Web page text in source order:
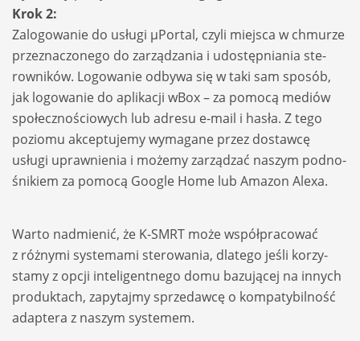
Krok 2:
Zalo­go­wa­nie do usługi µPor­tal, czyli miej­sca w chmu­rze
prze­zna­czonego do zarzą­dza­nia i udo­stęp­nia­nia ste­
row­ników. Logo­wa­nie odbywa się w taki sam spo­sób,
jak logo­wa­nie do apli­ka­cji wBox – za pomocą mediów
spo­łecz­no­ścio­wych lub adresu e-mail i hasła. Z tego
poziomu akcep­tu­jemy wyma­gane przez dostawcę
usługi upraw­nie­nia i możemy zarzą­dzać naszym podno­
śnikiem za pomocą Google Home lub Ama­zon Alexa.
Warto nadmie­nić, że K-SMRT może współ­pra­co­wać
z róż­nymi sys­temami ste­ro­wa­nia, dla­tego jeśli korzy­
stamy z opcji inte­li­gent­nego domu bazu­ją­cej na innych
pro­duk­tach, zapy­tajmy sprze­dawcę o kom­pa­ty­bil­ność
adap­tera z naszym sys­te­mem.